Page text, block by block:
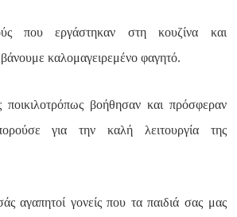
που εργάστηκαν στη κουζίνα και
καλομαγειρεμένο φαγητό.
ποικιλοτρόπως βοήθησαν και πρόσφεραν
για την καλή λειτουργία της
αγαπητοί γονείς που τα παιδιά σας μας